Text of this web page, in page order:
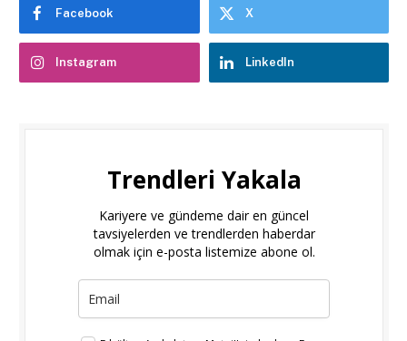
Facebook X
Instagram LinkedIn
Trendleri Yakala
Kariyere ve gündeme dair en güncel
tavsiyelerden ve trendlerden haberdar
olmak için e-posta listemize abone ol.